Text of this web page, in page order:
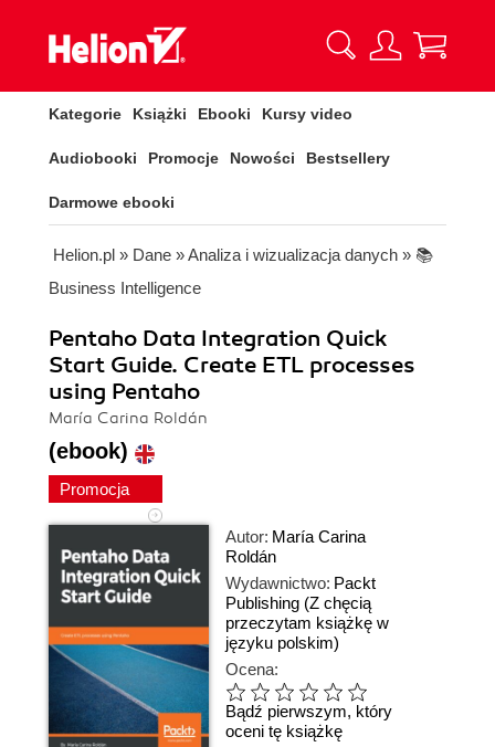
Kategorie Książki Ebooki Kursy video
Audiobooki Promocje Nowości Bestsellery
Darmowe ebooki
Helion.pl » Dane »Analiza i wizualizacja danych » 📚
Business Intelligence
Pentaho Data Integration Quick
Start Guide. Create ETL processes
using Pentaho
María Carina Roldán
(ebook)
Promocja
Autor: María Carina
Roldán
Wydawnictwo: Packt
Publishing (Z chęcią
przeczytam książkę w
języku polskim)
Ocena:
Bądź pierwszym, który
oceni tę książkę